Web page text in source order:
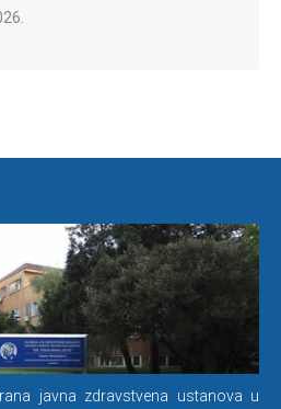
javna zdravstvena ustanova u